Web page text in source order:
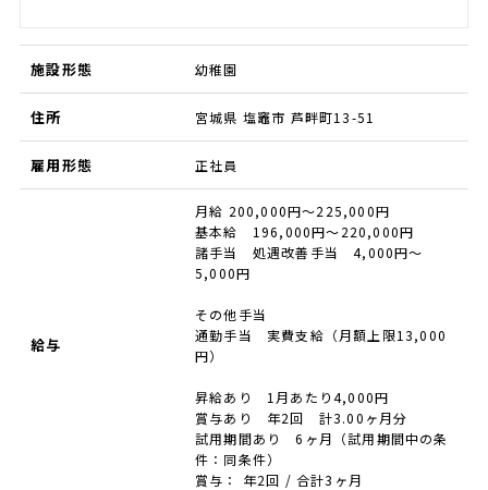
施設形態 幼稚園
住所 宮城県 塩竈市 芦畔町13-51
雇用形態 正社員
給与
月給 200,000円～225,000円
基本給 196,000円～220,000円
諸手当 処遇改善手当 4,000円～
5,000円
その他手当
通勤手当 実費支給（月額上限13,000
円）
昇給あり 1月あたり4,000円
賞与あり 年2回 計3.00ヶ月分
試用期間あり 6ヶ月（試用期間中の条
件：同条件）
賞与： 年2回 / 合計3ヶ月